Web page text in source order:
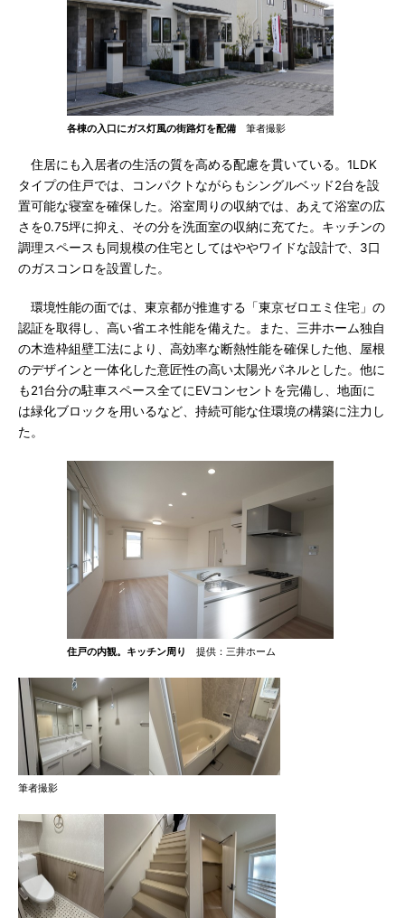
各棟の入口にガス灯風の街路灯を配備 筆者撮影
住居にも入居者の生活の質を高める配慮を貫いている。1LDK
タイプの住戸では、コンパクトながらもシングルベッド2台を設
置可能な寝室を確保した。浴室周りの収納では、あえて浴室の広
さを0.75坪に抑え、その分を洗面室の収納に充てた。キッチンの
調理スペースも同規模の住宅としてはややワイドな設計で、3口
のガスコンロを設置した。
環境性能の面では、東京都が推進する「東京ゼロエミ住宅」の
認証を取得し、高い省エネ性能を備えた。また、三井ホーム独自
の木造枠組壁工法により、高効率な断熱性能を確保した他、屋根
のデザインと一体化した意匠性の高い太陽光パネルとした。他に
も21台分の駐車スペース全てにEVコンセントを完備し、地面に
は緑化ブロックを用いるなど、持続可能な住環境の構築に注力し
た。
住戸の内観。キッチン周り 提供：三井ホーム
筆者撮影